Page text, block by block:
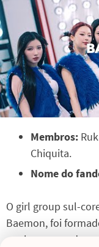
Membros:
Chiquita.
Nome do
O girl group sul-
Baemon, foi
quebrou recordes